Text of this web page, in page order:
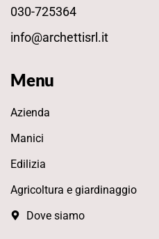
030-725364
info@archettisrl.it
Menu
Azienda
Manici
Edilizia
Agricoltura e giardinaggio
Dove siamo